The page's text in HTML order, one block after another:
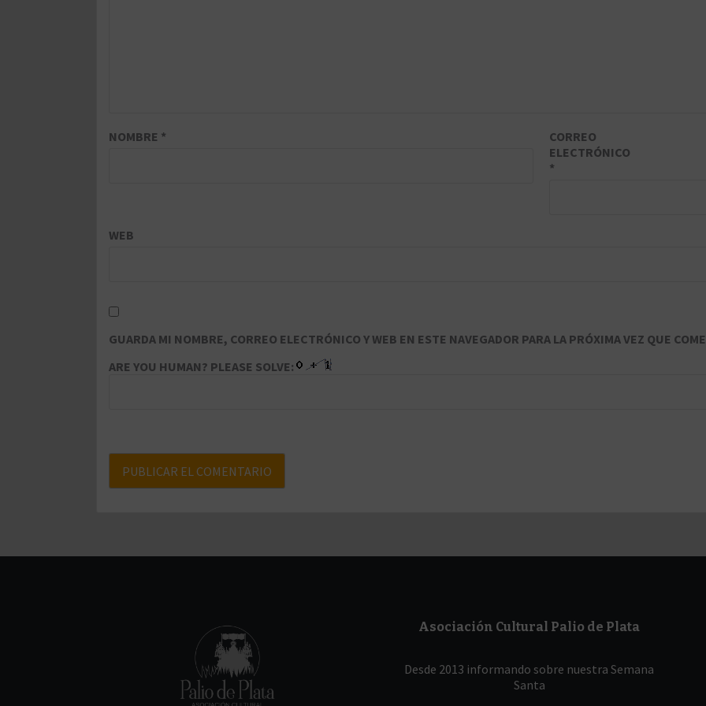
NOMBRE *
CORREO
ELECTRÓNICO
*
WEB
GUARDA MI NOMBRE, CORREO ELECTRÓNICO Y WEB EN ESTE NAVEGADOR PARA LA PRÓXIMA VEZ QUE
ARE YOU HUMAN? PLEASE SOLVE:
Asociación Cultural Palio de Plata
Desde 2013 informando sobre nuestra Semana
Santa